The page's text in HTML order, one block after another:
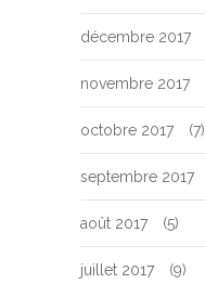
décembre 2017
novembre 2017
octobre 2017 (7)
septembre 2017
août 2017 (5)
juillet 2017 (9)